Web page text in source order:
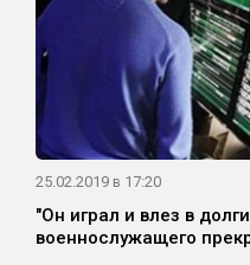
25.02.2019 в 17:20
"Он играл и влез в
военнослужащего